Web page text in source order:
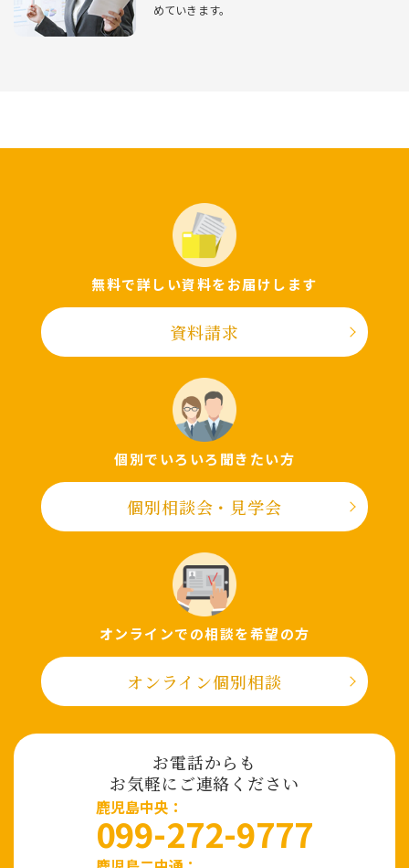
めていきます。
無料で詳しい資料をお届けします
資料請求
個別でいろいろ聞きたい⽅
個別相談会・⾒学会
オンラインでの相談を希望の⽅
オンライン個別相談
お電話からも
お気軽にご連絡ください
⿅児島中央：
099-272-9777